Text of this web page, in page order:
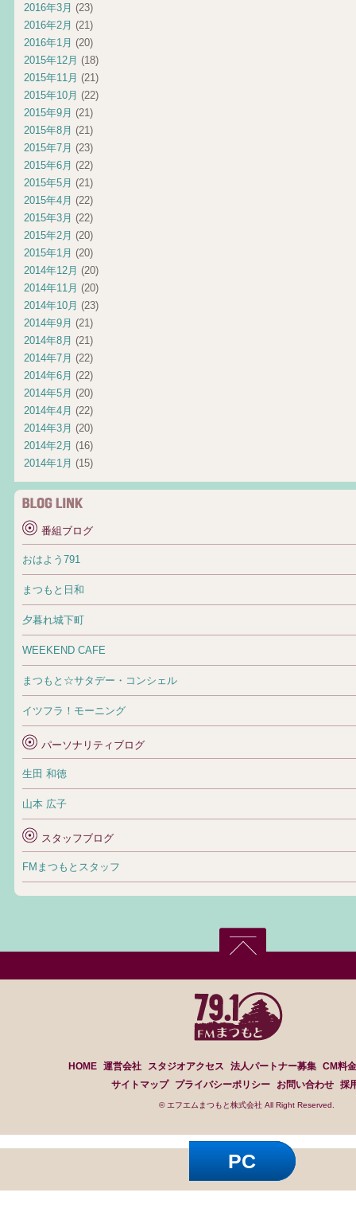
2016年3月 (23)
2016年2月 (21)
2016年1月 (20)
2015年12月 (18)
2015年11月 (21)
2015年10月 (22)
2015年9月 (21)
2015年8月 (21)
2015年7月 (23)
2015年6月 (22)
2015年5月 (21)
2015年4月 (22)
2015年3月 (22)
2015年2月 (20)
2015年1月 (20)
2014年12月 (20)
2014年11月 (20)
2014年10月 (23)
2014年9月 (21)
2014年8月 (21)
2014年7月 (22)
2014年6月 (22)
2014年5月 (20)
2014年4月 (22)
2014年3月 (20)
2014年2月 (16)
2014年1月 (15)
番組ブログ
おはよう791
まつもと日和
夕暮れ城下町
WEEKEND CAFE
まつもと☆サタデー・コンシェル
イツフラ！モーニング
パーソナリティブログ
生田 和徳
山本 広子
スタッフブログ
FMまつもとスタッフ
HOME 運営会社 スタジオアクセス 法人パートナー募集 CM料
サイトマップ
プライバシーポリシー お問い合わせ 採
© エフエムまつもと株式会社 All Right Reserved.
PC